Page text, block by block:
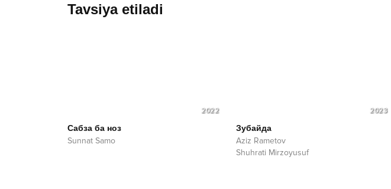
Tavsiya etiladi
2022
Сaбза ба ноз
Sunnat Samo
2023
Зубайда
Aziz Rametov
Shuhrati Mirzoyusuf